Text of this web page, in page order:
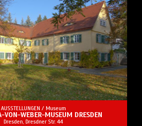
AUSSTELLUNGEN / Museum
VON-WEBER-MUSEUM DRESDEN
Dresden, Dresdner Str. 44